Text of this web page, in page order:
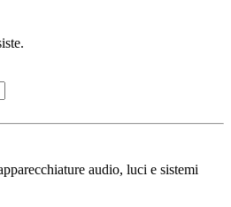
audio, luci e sistemi